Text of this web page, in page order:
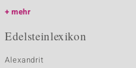
mehr
Edelsteinlexikon
Alexandrit